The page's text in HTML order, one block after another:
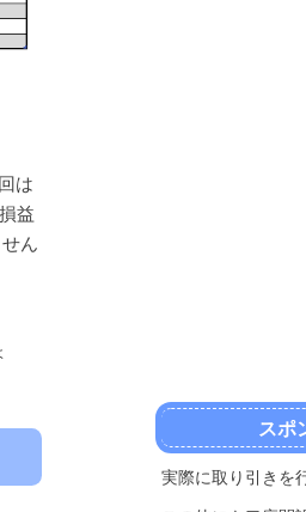
は
益
ん
スポ
実際に取り引きを